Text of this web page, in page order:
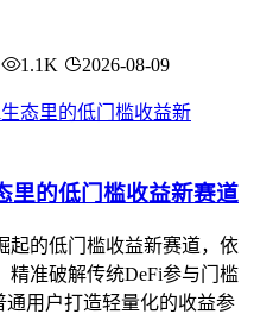
1.1K 2026-08-09
里的低门槛收益新赛道
起的低门槛收益新赛道，依
精准破解传统DeFi参与门槛
用户打造轻量化的收益参